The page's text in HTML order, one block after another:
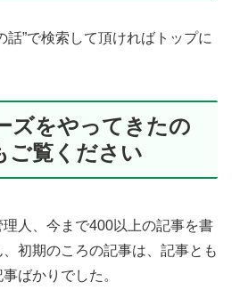
話”で検索して頂ければトップに
ズをやってきたの
ご覧ください
人、今まで400以上の記事を書
初期のころの記事は、記事とも
ばかりでした。